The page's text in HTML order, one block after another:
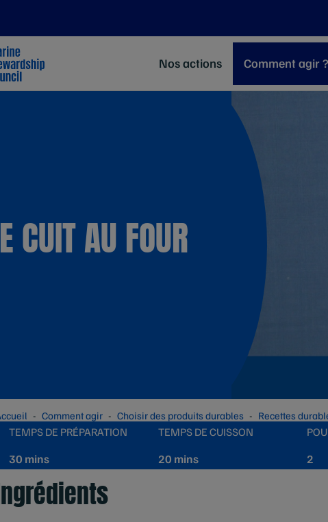
Nos actions Comment agir ?
CUIT AU FOUR
Comment agir Choisir des produits durables Recettes
TEMPS DE PRÉPARATION
30 mins
TEMPS DE CUISSON
20 mins 2